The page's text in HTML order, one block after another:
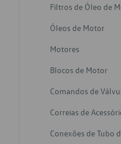
Filtros de Óleo de
Óleos de Motor
Motores
Blocos de Motor
Comandos de
Correias de
Conexões de Tubo